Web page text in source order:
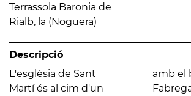
Terrassola Baronia de
Rialb, la (Noguera)
Descripció
L'església de Sant
Martí és al cim d'un
amb el barranc de la
Fabregada, a 550